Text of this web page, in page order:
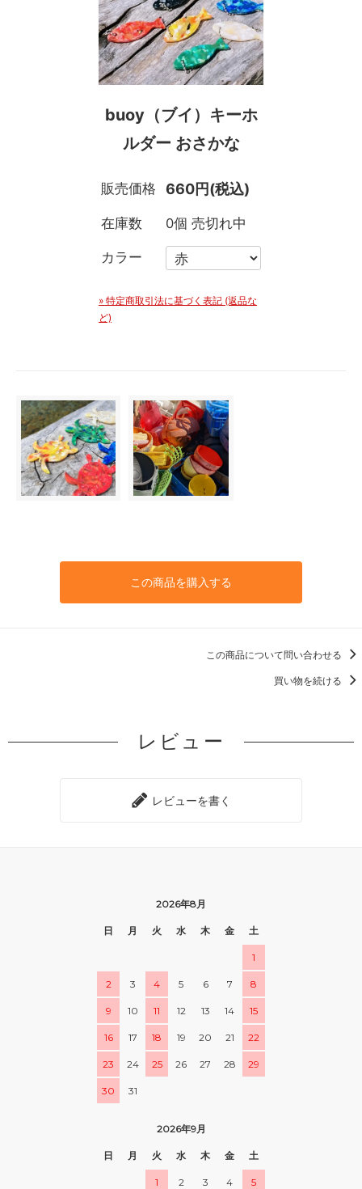
buoy（ブイ）キーホ
ルダー おさかな
販売価格 660円(税込)
在庫数 0個 売切れ中
カラー
» 特定商取引法に基づく表記 (返品な
ど)
この商品を購入する
この商品について問い合わせる
買い物を続ける
レビュー
レビューを書く
2026年8月
日 月 火 水 木 金 土
1
2 3 4 5 6 7 8
9 10 11 12 13 14 15
16 17 18 19 20 21 22
23 24 25 26 27 28 29
30 31
2026年9月
日 月 火 水 木 金 土
1 2 3 4 5